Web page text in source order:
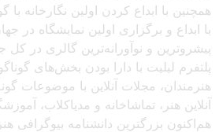
همچنین با ابداع کردن اولین نگارخانه
با ابداع و برگزاری اولین نمایشگاه در
پیشروترین و نوآورانه‌ترین گالری در کل
پلتفرم لیلیت با دارا بودن بخش‌های
هنرمندان، مجلات آنلاین با موضوعات
آنلاین هنر، تماشاخانه و مدیاکلاب،
هم‌اکنون بزرگترین دانشنامه بیوگرافی